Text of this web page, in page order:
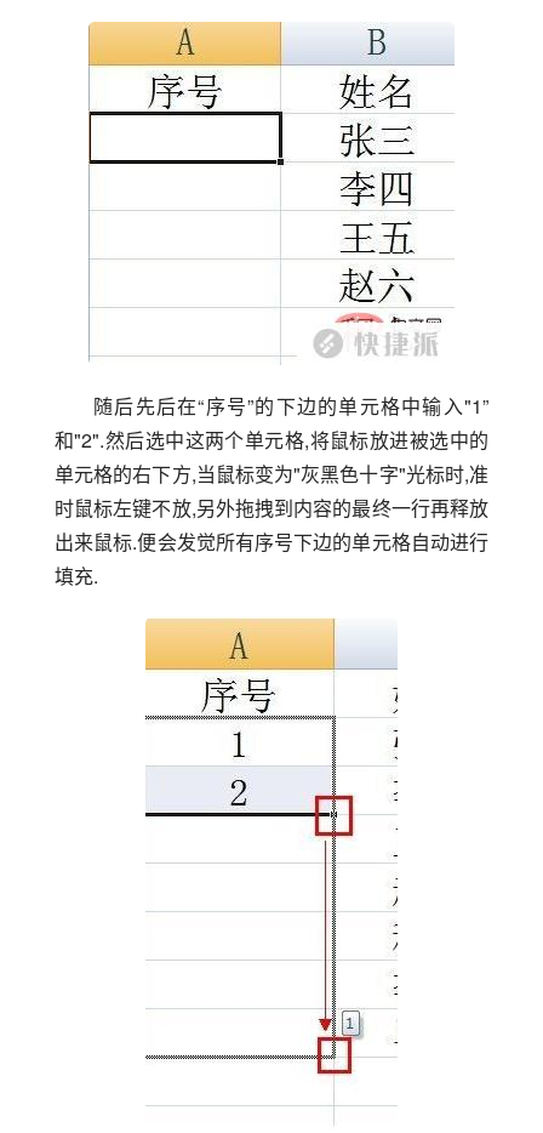
随后先后在“序号”的下边的单元格中输入"1”
和"2".然后选中这两个单元格,将鼠标放进被选中的
单元格的右下方,当鼠标变为"灰黑色十字"光标时,准
时鼠标左键不放,另外拖拽到内容的最终一行再释放
出来鼠标.便会发觉所有序号下边的单元格自动进行
填充.